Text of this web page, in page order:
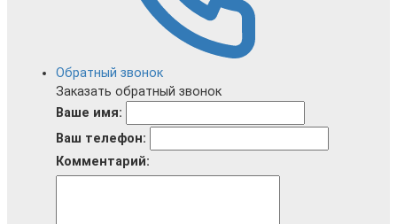
Обратный звонок
Заказать обратный звонок
Ваше имя:
Ваш телефон:
Комментарий: